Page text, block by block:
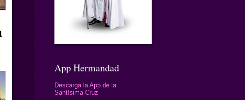
App Hermandad
Descarga la App de la
Santísima Cruz